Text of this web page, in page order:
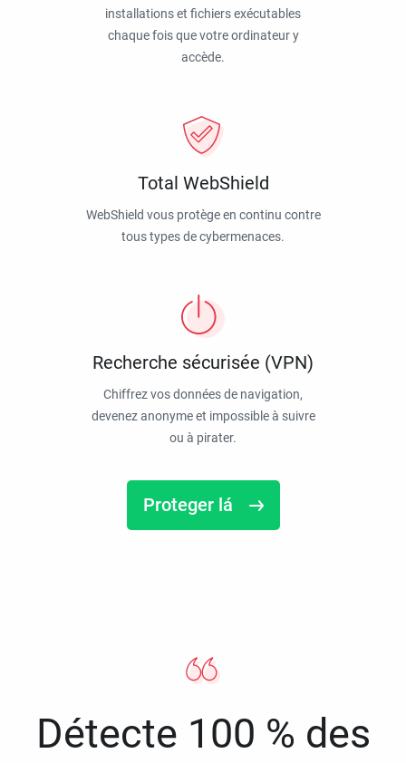
installations et fichiers exécutables
chaque fois que votre ordinateur y
accède.
Total WebShield
WebShield vous protège en continu contre
tous types de cybermenaces.
Recherche sécurisée (VPN)
Chiffrez vos données de navigation,
devenez anonyme et impossible à suivre
ou à pirater.
Proteger lá
Détecte 100 % des